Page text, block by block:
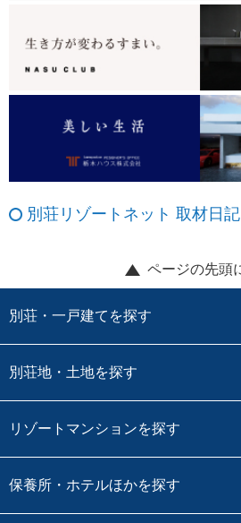
別荘リゾートネット 取材日記
ページの先頭
別荘・一戸建てを探す
別荘地・土地を探す
リゾートマンションを探す
保養所・ホテルほかを探す